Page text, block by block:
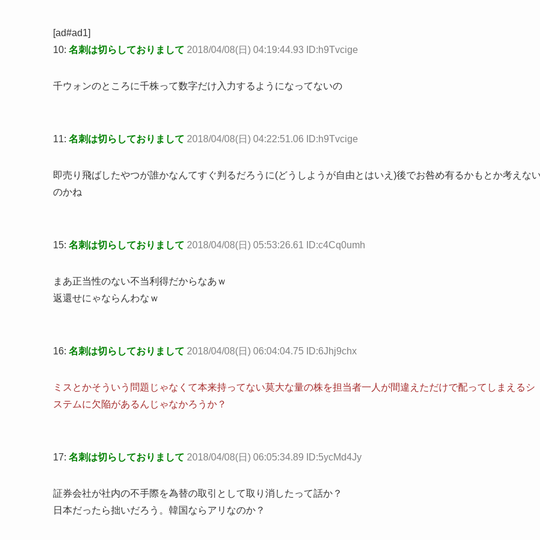
[ad#ad1]
10: 名刺は切らしておりまして 2018/04/08(日) 04:19:44.93 ID:h9Tvcige
千ウォンのところに千株って数字だけ入力するようになってないの
11: 名刺は切らしておりまして 2018/04/08(日) 04:22:51.06 ID:h9Tvcige
即売り飛ばしたやつが誰かなんてすぐ判るだろうに(どうしようが自由とはいえ)後でお咎め有るかもとか考えな
のかね
15: 名刺は切らしておりまして 2018/04/08(日) 05:53:26.61 ID:c4Cq0umh
まあ正当性のない不当利得だからなあｗ
返還せにゃならんわなｗ
16: 名刺は切らしておりまして 2018/04/08(日) 06:04:04.75 ID:6Jhj9chx
ミスとかそういう問題じゃなくて本来持ってない莫大な量の株を担当者一人が間違えただけで配ってしまえるシ
ステムに欠陥があるんじゃなかろうか？
17: 名刺は切らしておりまして 2018/04/08(日) 06:05:34.89 ID:5ycMd4Jy
証券会社が社内の不手際を為替の取引として取り消したって話か？
日本だったら拙いだろう。韓国ならアリなのか？